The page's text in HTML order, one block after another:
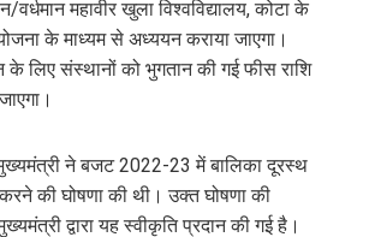
महावीर खुला विश्वविद्यालय, कोटा के
योजना के माध्यम से अध्ययन कराया जाएगा।
के लिए संस्थानों को भुगतान की गई फीस राशि
ने बजट 2022-23 में बालिका दूरस्थ
करने की घोषणा की थी। उक्त घोषणा की
द्वारा यह स्वीकृति प्रदान की गई है।